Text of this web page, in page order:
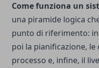
Come funziona un
una piramide logica
punto di riferimento:
poi la pianificazione,
processo e, infine, il